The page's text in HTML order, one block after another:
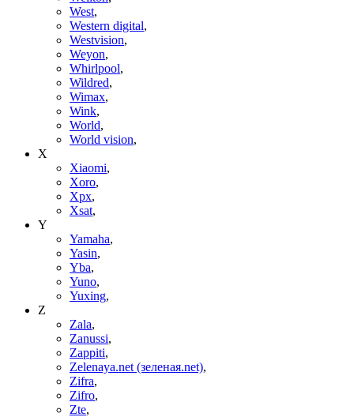
West,
Western digital,
Westvision,
Weyon,
Whirlpool,
Wildred,
Wimax,
Wink,
World,
World vision,
X
Xiaomi,
Xoro,
Xpx,
Xsat,
Y
Yamaha,
Yasin,
Yba,
Yuno,
Yuxing,
Z
Zala,
Zanussi,
Zappiti,
Zelenaya.net (зеленая.net),
Zifra,
Zifro,
Zte,